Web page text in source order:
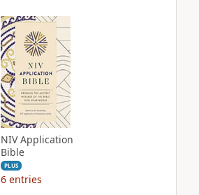
NIV Application
Bible
PLUS
6 entries